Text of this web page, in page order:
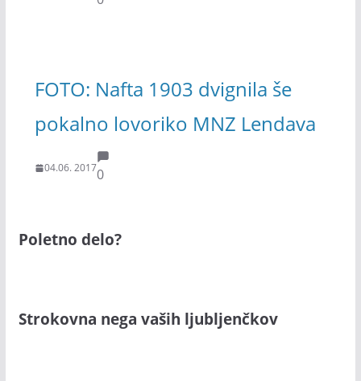
FOTO: Nafta 1903 dvignila še
pokalno lovoriko MNZ Lendava
04.06. 20170
Poletno delo?
Strokovna nega vaših ljubljenčkov